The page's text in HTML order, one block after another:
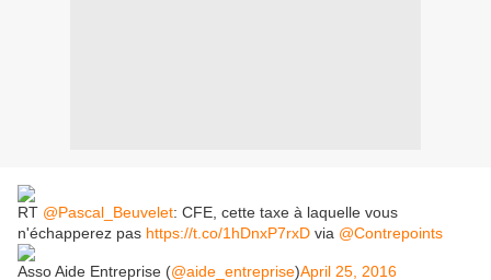
RT @Pascal_Beuvelet: CFE, cette taxe à laquelle vous
n'échapperez pas https://t.co/1hDnxP7rxD via @Contrepoints
Asso Aide Entreprise (@aide_entreprise)April 25, 2016